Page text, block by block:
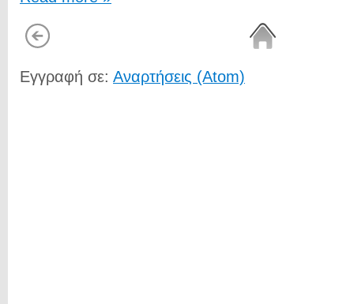
Εγγραφή σε: Αναρτήσεις (Atom)